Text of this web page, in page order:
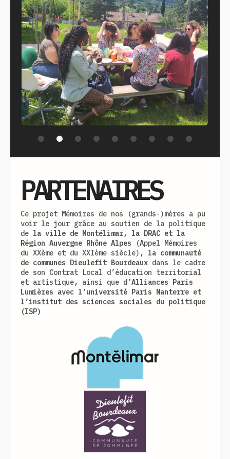
PARTENAIRES
Ce projet Mémoires de nos (grands-)mères a pu
voir le jour grâce au soutien de la politique
de la ville de Montélimar, la DRAC et la
Région Auvergne Rhône Alpes (Appel Mémoires
du XXème et du XXIème siècle), la communauté
de communes Dieulefit Bourdeaux dans le cadre
de son Contrat Local d’éducation territorial
et artistique, ainsi que d’Alliances Paris
Lumières avec l’université Paris Nanterre et
l’institut des sciences sociales du politique
(ISP)